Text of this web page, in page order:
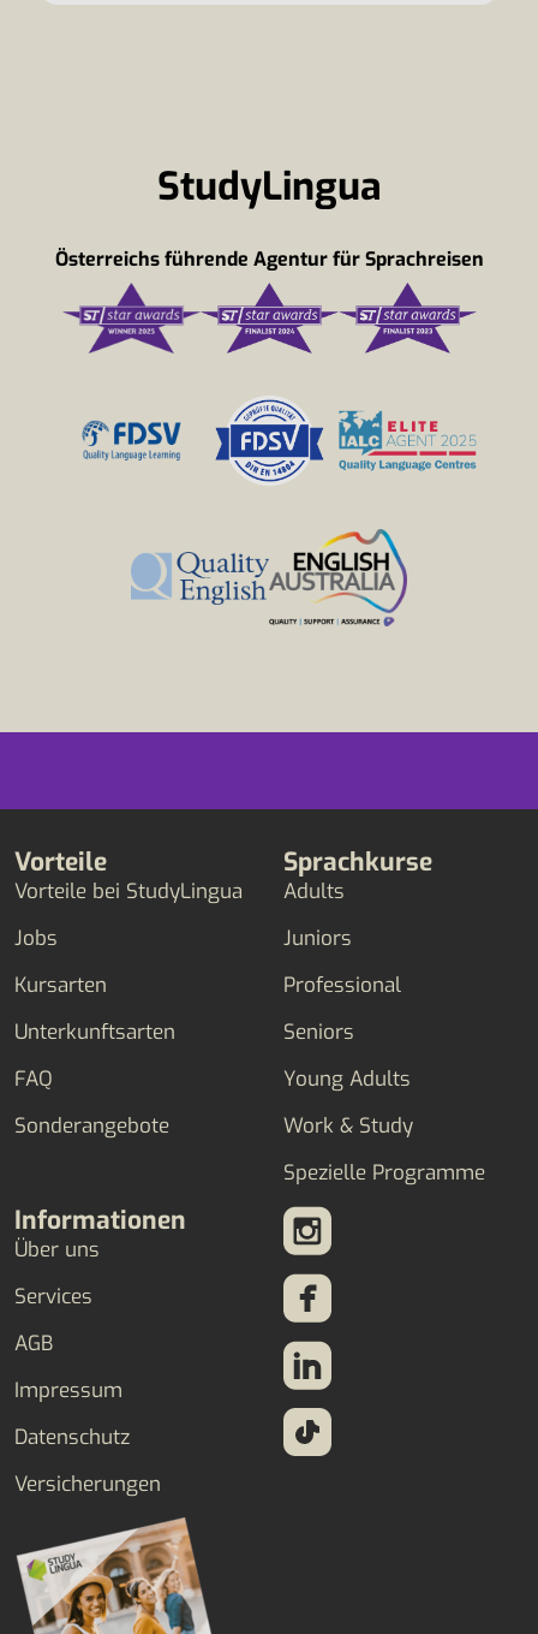
StudyLingua
Österreichs führende Agentur für Sprachreisen
Vorteile
Vorteile bei StudyLingua
Jobs
Kursarten
Unterkunftsarten
FAQ
Sonderangebote
Sprachkurse
Adults
Juniors
Professional
Seniors
Young Adults
Work & Study
Spezielle Programme
Informationen
Über uns
Services
AGB
Impressum
Datenschutz
Versicherungen